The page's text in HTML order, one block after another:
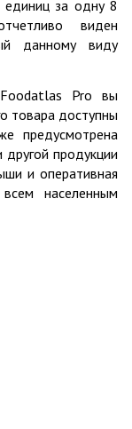
за одну 8
виден
данному виду
Pro вы
товара доступны
предусмотрена
продукции
и оперативная
населенным